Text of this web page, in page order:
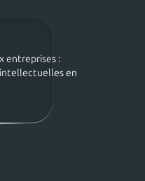
entreprises :
en